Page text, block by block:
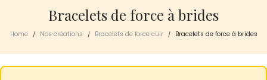
Bracelets de force à brides
Home / Nos créations / Bracelets de force cuir / Bracelets de force à brides